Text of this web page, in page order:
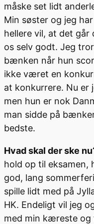
måske set lidt
Min søster og jeg
hellere vil, at det
os selv godt. Jeg
bænken når hun
ikke været en
at konkurrere. Nu er
men hun er nok
man sidde på
bedste.
Hvad skal der ske
hold op til eksamen,
god, lang
spille lidt med på
HK. Endeligt vil jeg
med min kæreste